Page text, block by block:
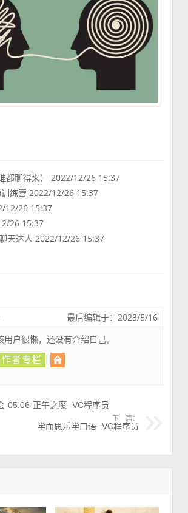
都聊得来） 2022/12/26 15:37
训练营 2022/12/26 15:37
12/26 15:37
26 15:37
天达人 2022/12/26 15:37
最后编辑于：2023/5/16
用户很懒，还没有介绍自己。
-05.06-正午之魔 -VC程序员
下一篇：
学而思乐学口语 -VC程序员